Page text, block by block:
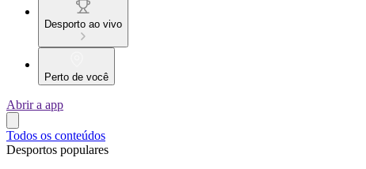
Desporto ao vivo
Perto de você
Abrir a app
Todos os conteúdos
Desportos populares